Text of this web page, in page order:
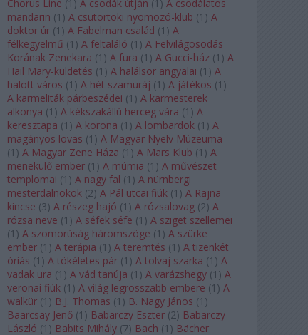
Chorus Line (1 ) A csodák útján (1 ) A csodálatos
mandarin (1 ) A csütörtöki nyomozó-klub (1 ) A
doktor úr (1 ) A Fabelman család (1 ) A
félkegyelmű (1 ) A feltaláló (1 ) A Felvilágosodás
Korának Zenekara (1 ) A fura (1 ) A Gucci-ház (1 ) A
Hail Mary-küldetés (1 ) A halálsor angyalai (1 ) A
halott város (1 ) A hét szamuráj (1 ) A játékos (1 )
A karmeliták párbeszédei (1 ) A karmesterek
alkonya (1 ) A kékszakállú herceg vára (1 ) A
keresztapa (1 ) A korona (1 ) A lombardok (1 ) A
magányos lovas (1 ) A Magyar Nyelv Múzeuma
(1 ) A Magyar Zene Háza (1 ) A Mars Klub (1 ) A
menekülő ember (1 ) A múmia (1 ) A művészet
templomai (1 ) A nagy fal (1 ) A nürnbergi
mesterdalnokok (2) A Pál utcai fiúk (1 ) A Rajna
kincse (3) A részeg hajó (1 ) A rózsalovag (2) A
rózsa neve (1 ) A séfek séfe (1 ) A sziget szellemei
(1 ) A szomorúság háromszöge (1 ) A szürke
ember (1 ) A terápia (1 ) A teremtés (1 ) A tizenkét
óriás (1 ) A tökéletes pár (1 ) A tolvaj szarka (1 ) A
vadak ura (1 ) A vád tanúja (1 ) A varázshegy (1 ) A
veronai fiúk (1 ) A világ legrosszabb embere (1 ) A
walkür (1 ) B.J. Thomas (1 ) B. Nagy János (1 )
Baarcsay Jenő (1 ) Babarczy Eszter (2) Babarczy
László (1 ) Babits Mihály (7) Bach (1 ) Bächer